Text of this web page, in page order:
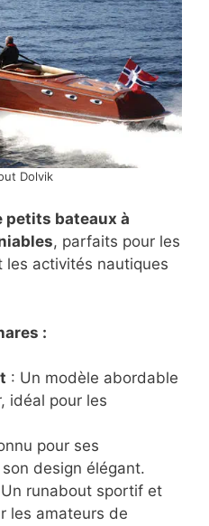
Dolvik
petits bateaux à
, parfaits pour les
les activités nautiques
:
: Un modèle abordable
idéal pour les
pour ses
design élégant.
runabout sportif et
les amateurs de